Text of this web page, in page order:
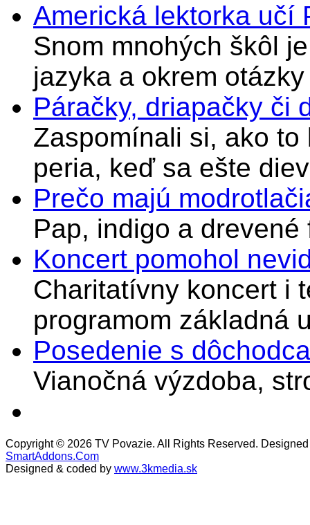
Americká lektorka učí
Snom mnohých škôl
jazyka a okrem
Páračky, driapačky či
Zaspomínali si, ako
peria, keď sa ešte
Prečo majú
Pap, indigo a drevené
Koncert pomohol
Charitatívny koncert i
programom základná
Posedenie s
Vianočná výzdoba,
Copyright © 2026 TV Povazie. All Rights Reserved.
SmartAddons.Com
Designed & coded by www.3kmedia.sk